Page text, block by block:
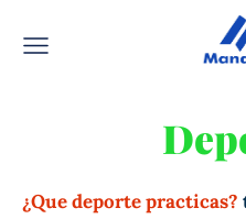
¿Que deporte practicas?